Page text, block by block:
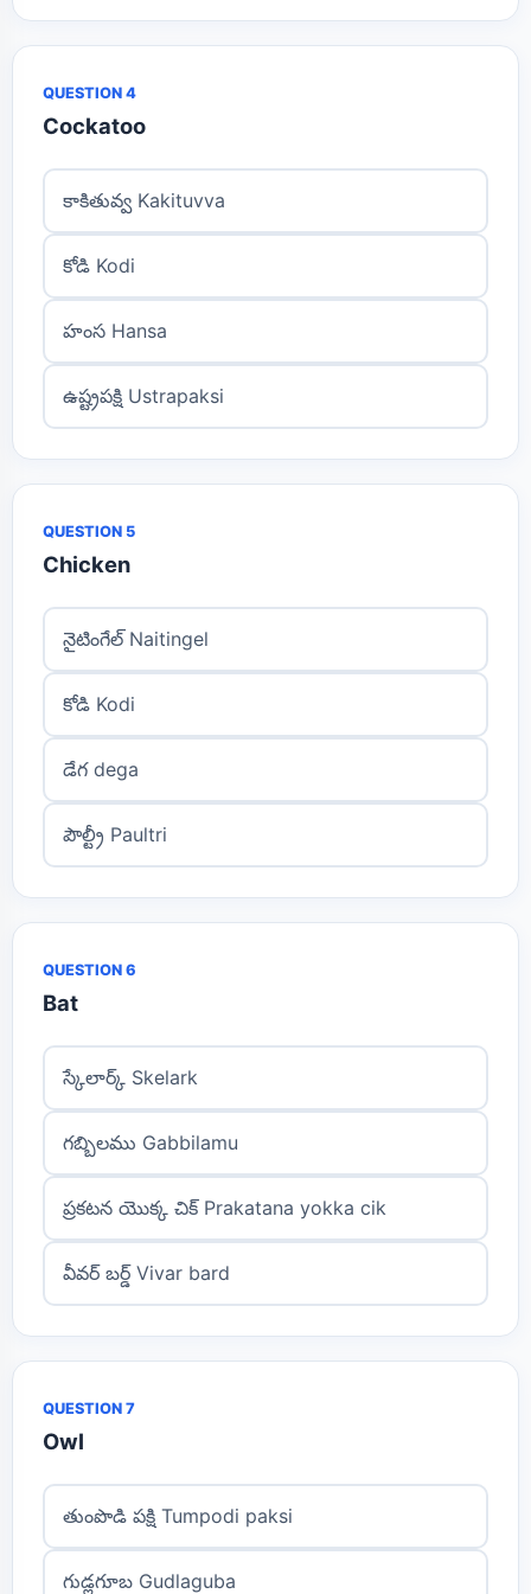
QUESTION 4
Cockatoo
కాకితువ్వ Kakituvva
కోడి Kodi
హంస Hansa
ఉష్ట్రపక్షి Ustrapaksi
QUESTION 5
Chicken
నైటింగేల్ Naitingel
కోడి Kodi
డేగ dega
పౌల్ట్రీ Paultri
QUESTION 6
Bat
స్కేలార్క్ Skelark
గబ్బిలము Gabbilamu
ప్రకటన యొక్క చిక్ Prakatana yokka cik
వీవర్ బర్డ్ Vivar bard
QUESTION 7
Owl
తుంపొడి పక్షి Tumpodi paksi
గుడ్లగూబ Gudlaguba